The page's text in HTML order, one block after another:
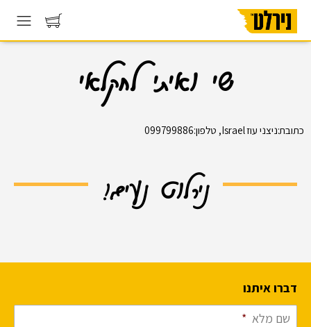
שי ואיתי לחקלאי
כתובת:ניצני עוז Israel, טלפון:099799886
נירלוט נעים!
דברו איתנו
שם מלא *